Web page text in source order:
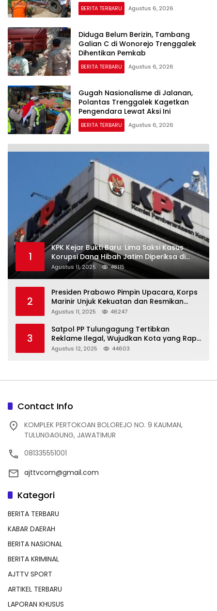
BERITA TERBARU Agustus 6, 2026
Diduga Belum Berizin, Tambang
Galian C di Wonorejo Trenggalek
Dihentikan Pemkab
BERITA TERBARU Agustus 6, 2026
Gugah Nasionalisme di Jalanan,
Polantas Trenggalek Kagetkan
Pengendara Lewat Aksi Ini
BERITA TERBARU Agustus 6, 2026
1
KPK Kejar Bukti Baru: Lima Saksi Kasus
Korupsi Dana Hibah Jatim Diperiksa di
Trenggalek
Agustus 11, 2025 48115
2
Presiden Prabowo Pimpin Upacara, Korps
Marinir Unjuk Kekuatan dan Resmikan
Struktur Baru
Agustus 11, 2025 46247
3
Satpol PP Tulungagung Tertibkan
Reklame Ilegal, Wujudkan Kota yang Rapi
dan Indah
Agustus 12, 2025 44603
Contact Info
KOMPLEK PERTOKOAN BOLOREJO NO. 9 KAUMAN,
TULUNGAGUNG, JAWATIMUR
081335551001
ajttvcom@gmail.com
Kategori
BERITA TERBARU
KABAR DAERAH
BERITA NASIONAL
BERITA KRIMINAL
AJTTV SPORT
ARTIKEL TERBARU
LAPORAN KHUSUS